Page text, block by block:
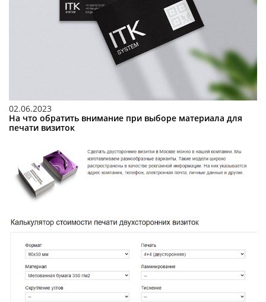
02.06.2023
На что обратить внимание при выборе материала для
печати визиток